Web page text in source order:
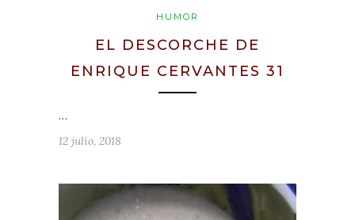
HUMOR
EL DESCORCHE DE
ENRIQUE CERVANTES 31
…
12 julio, 2018